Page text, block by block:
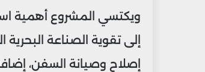
ويكتسي المشروع أهمية
إلى تقوية الصناعة
إصلاح وصيانة السفن،